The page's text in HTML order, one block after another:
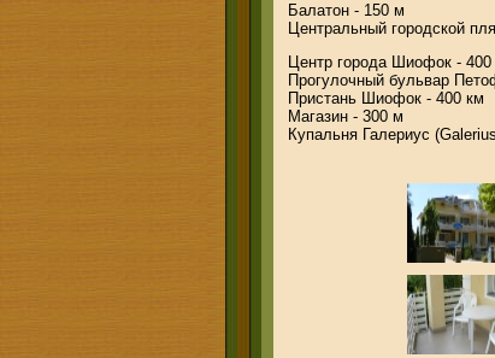
Балатон - 150 м
Центральный городской
Центр города Шиофок - 400
Прогулочный бульвар
Пристань Шиофок - 400 км
Магазин - 300 м
Купальня Галериус